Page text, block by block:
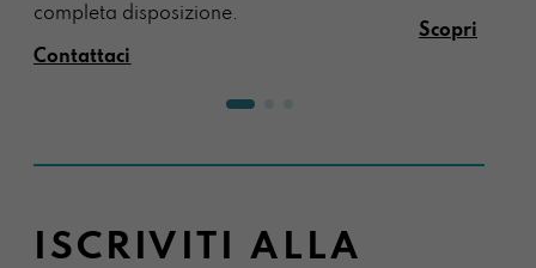
completa disposizione.
Contattaci
Scopri
ISCRIVITI ALLA